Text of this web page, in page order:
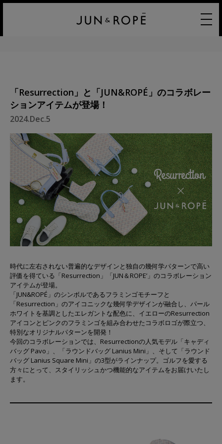
「Resurrection」と「JUN&ROPÉ」のコラボレー
ションアイテムが登場！
2024.Dec.5
時代に左右されない普遍的なデザインと独自の幾何学パターンで高い
評価を得ている「Resurrection」「JUN＆ROPE’」のコラボレーション
アイテムが登場。
「JUN&ROPÉ」のシンボルであるフラミンゴモチーフと
「Resurrection」のアイコニックな幾何学デザインが融合し、パール
ホワイトを基調としたエレガントな配色に、イエローのResurrection
アイコンとピンクのフラミンゴを組み合わせたコラボロゴが際立つ、
特別なオリジナルパターンを開発！
今回のコラボレーションでは、Resurrectionの人気モデル「キャディ
バッグ Pavo」、「ラウンドバッグ Lanius Mini」、そして「ラウンド
バッグ Lanius Square Mini」の3型がラインナップ。ゴルフを愛する
方々にとって、スタイリッシュかつ機能的なアイテムをお届けいたし
ます。